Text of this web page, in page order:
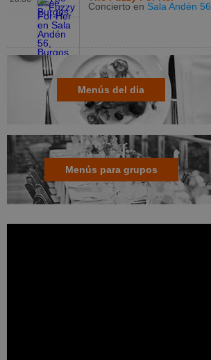
Concierto en Sala Andén 56
Menús del dia
Menús para grupos